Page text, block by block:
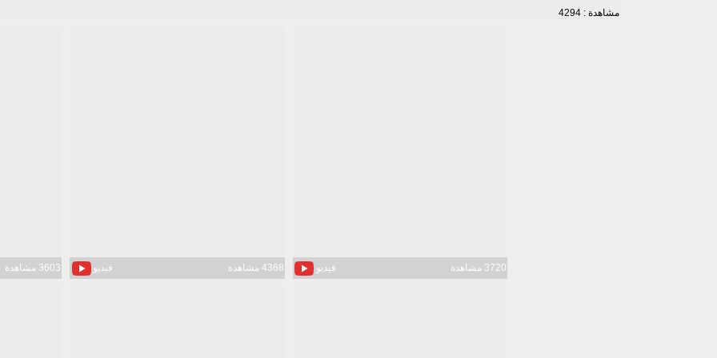
مشاهدة : 4294
فيديو 3720 مشاهدة فيديو 4368 مشاهدة 3603 مشاهدة